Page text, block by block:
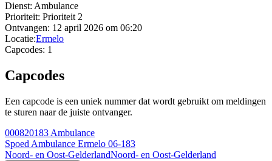
Dienst: Ambulance
Prioriteit: Prioriteit 2
Ontvangen: 12 april 2026 om 06:20
Locatie:Ermelo
Capcodes: 1
Capcodes
Een capcode is een uniek nummer dat wordt gebruikt om meldingen
te sturen naar de juiste ontvanger.
000820183 Ambulance
Spoed Ambulance Ermelo 06-183
Noord- en Oost-GelderlandNoord- en Oost-Gelderland